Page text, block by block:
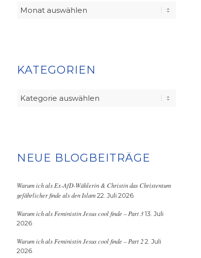
KATEGORIEN
Kategorien
NEUE BLOGBEITRÄGE
Warum ich als Ex-AfD-Wählerin & Christin das Christentum
gefährlicher finde als den Islam 22. Juli 2026
Warum ich als Feministin Jesus cool finde – Part 3 13. Juli
2026
Warum ich als Feministin Jesus cool finde – Part 2 2. Juli
2026